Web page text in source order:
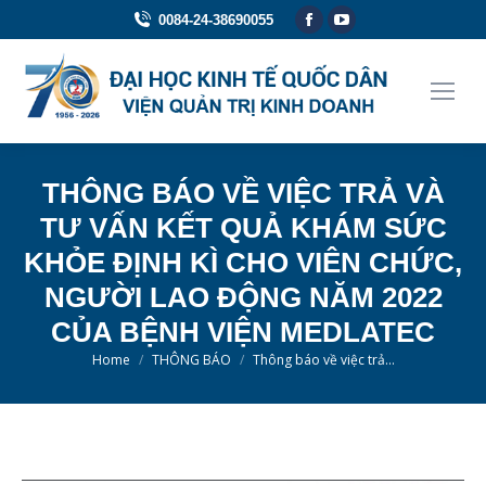
0084-24-38690055
Facebook
opens
in
YouTube
opens
in
THÔNG BÁO VỀ VIỆC TRẢ VÀ
TƯ VẤN KẾT QUẢ KHÁM SỨC
KHỎE ĐỊNH KÌ CHO VIÊN CHỨC,
NGƯỜI LAO ĐỘNG NĂM 2022
CỦA BỆNH VIỆN MEDLATEC
You are here:
Home THÔNG BÁO Thông báo về việc trả…